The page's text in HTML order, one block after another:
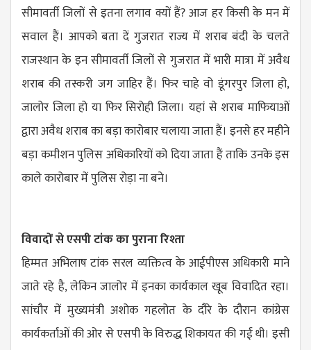
सीमावर्ती जिलों से इतना लगाव क्यों हैं? आज हर किसी के मन में
सवाल हैं। आपको बता दें गुजरात राज्य में शराब बंदी के चलते
राजस्थान के इन सीमावर्ती जिलों से गुजरात में भारी मात्रा में अवैध
शराब की तस्करी जग जाहिर हैं। फिर चाहे वो डूंगरपुर जिला हो,
जालोर जिला हो या फिर सिरोही जिला। यहां से शराब माफियाओं
द्वारा अवैध शराब का बड़ा कारोबार चलाया जाता हैं। इनसे हर महीने
बड़ा कमीशन पुलिस अधिकारियों को दिया जाता हैं ताकि उनके इस
काले कारोबार में पुलिस रोड़ा ना बने।
विवादों से एसपी टांक का पुराना रिश्ता
हिम्मत अभिलाष टांक सरल व्यक्तित्व के आईपीएस अधिकारी माने
जाते रहे है, लेकिन जालोर में इनका कार्यकाल खूब विवादित रहा।
सांचौर में मुख्यमंत्री अशोक गहलोत के दौरे के दौरान कांग्रेस
कार्यकर्ताओं की ओर से एसपी के विरुद्ध शिकायत की गई थी। इसी